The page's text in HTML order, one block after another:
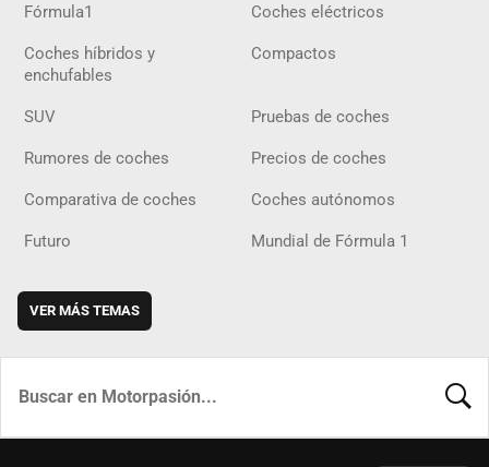
Fórmula1 Coches eléctricos
Coches híbridos y
enchufables
Compactos
SUV Pruebas de coches
Rumores de coches Precios de coches
Comparativa de coches Coches autónomos
Futuro Mundial de Fórmula 1
VER MÁS TEMAS